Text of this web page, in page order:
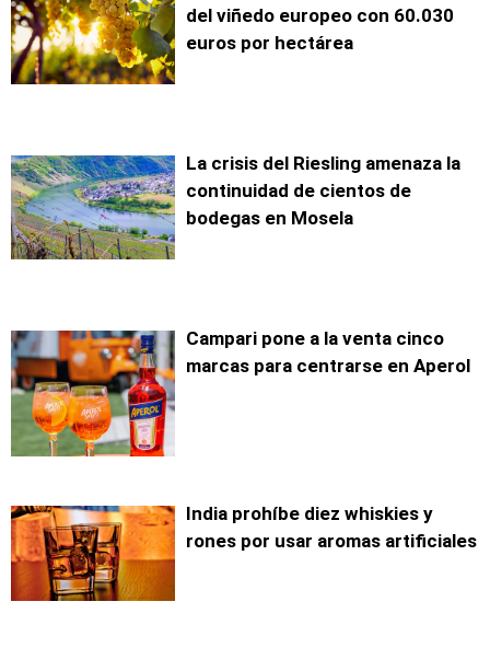
del viñedo europeo con 60.030
euros por hectárea
La crisis del Riesling amenaza la
continuidad de cientos de
bodegas en Mosela
Campari pone a la venta cinco
marcas para centrarse en Aperol
India prohíbe diez whiskies y
rones por usar aromas artificiales